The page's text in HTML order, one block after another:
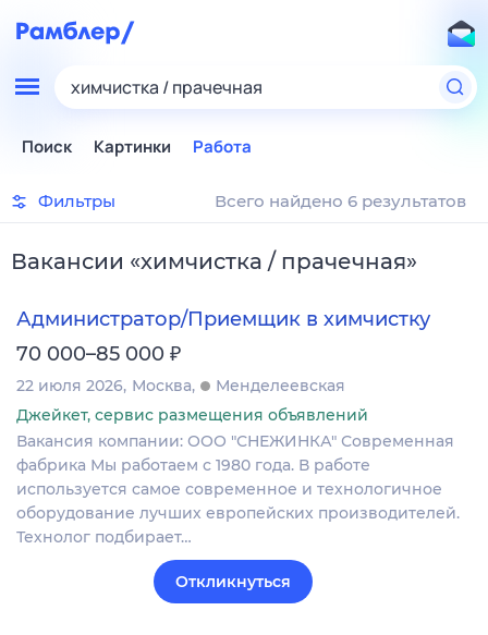
химчистка / прачечная
Поиск Картинки Работа
Фильтры Всего найдено 6 результатов
Вакансии «химчистка / прачечная»
Администратор/Приемщик в химчистку
70 000–85 000 ₽
22 июля 2026 Москва
Менделеевская
Джейкет, сервис размещения объявлений
Вакансия компании: ООО "СНЕЖИНКА" Современная
фабрика Мы работаем с 1980 года. В работе
используется самое современное и технологичное
оборудование лучших европейских производителей.
Технолог подбирает…
Откликнуться